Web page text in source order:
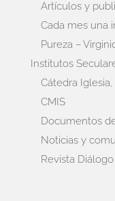
Artículos y
Cada mes una
Pureza –
Institutos
Cátedra
CMIS
Documentos
Noticias y
Revista Diálogo